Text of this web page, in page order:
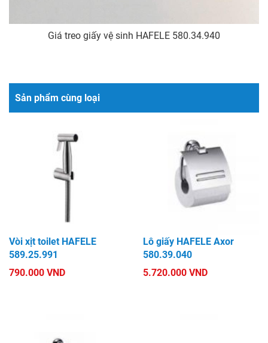
Giá treo giấy vệ sinh HAFELE 580.34.940
Sản phẩm cùng loại
Vòi xịt toilet HAFELE
589.25.991
790.000 VND
Lô giấy HAFELE Axor
580.39.040
5.720.000 VND